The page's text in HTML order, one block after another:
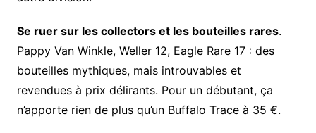
Se ruer sur les collectors et les bouteilles rares.
Pappy Van Winkle, Weller 12, Eagle Rare 17 : des
bouteilles mythiques, mais introuvables et
revendues à prix délirants. Pour un débutant, ça
n’apporte rien de plus qu’un Buffalo Trace à 35 €.